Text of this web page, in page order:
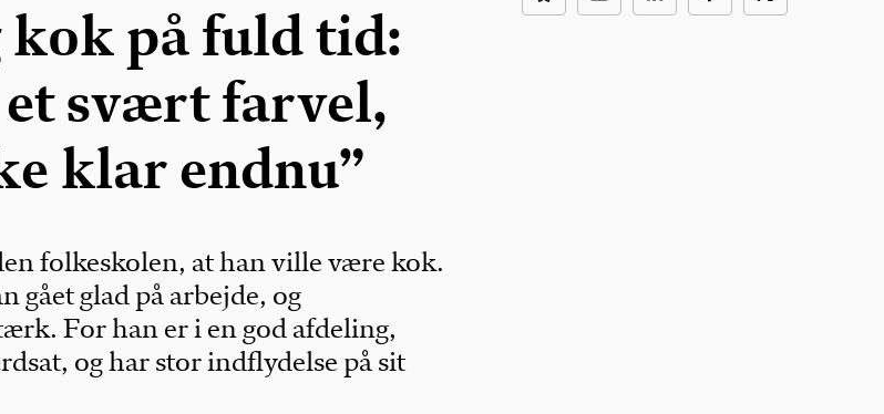
kok på fuld tid:
svært farvel,
klar endnu”
folkeskolen, at han ville være kok.
gået glad på arbejde, og
For han er i en god afdeling,
og har stor indflydelse på sit